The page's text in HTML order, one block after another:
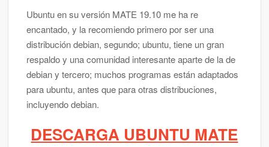
Ubuntu en su versión MATE 19.10 me ha re
encantado, y la recomiendo primero por ser una
distribución debian, segundo; ubuntu, tiene un gran
respaldo y una comunidad interesante aparte de la de
debian y tercero; muchos programas están adaptados
para ubuntu, antes que para otras distribuciones,
incluyendo debian.
DESCARGA UBUNTU MATE